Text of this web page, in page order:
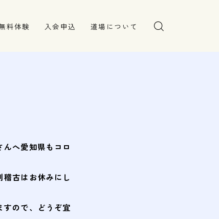
料体験 入会申込 道場について
県もコロ
お休みにし
どうぞ宜